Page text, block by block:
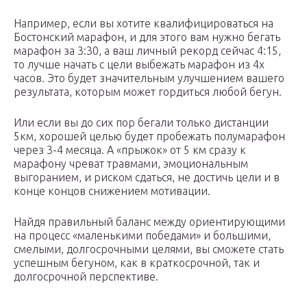
Например, если вы хотите квалифицироваться на
Бостонский марафон, и для этого вам нужно бегать
марафон за 3:30, а ваш личный рекорд сейчас 4:15,
то лучше начать с цели выбежать марафон из 4х
часов. Это будет значительным улучшением вашего
результата, которым может гордиться любой бегун.
Или если вы до сих пор бегали только дистанции
5км, хорошей целью будет пробежать полумарафон
через 3-4 месяца. А «прыжок» от 5 км сразу к
марафону чреват травмами, эмоциональным
выгоранием, и риском сдаться, не достичь цели и в
конце концов снижением мотивации.
Найдя правильный баланс между ориентирующими
на процесс «маленькими победами» и большими,
смелыми, долгосрочными целями, вы сможете стать
успешным бегуном, как в краткосрочной, так и
долгосрочной перспективе.